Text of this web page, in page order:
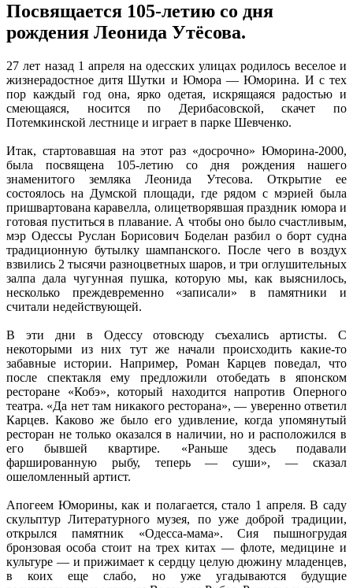
Посвящается 105-летию со дня
рождения Леонида Утёсова.
27 лет назад 1 апреля на одесских улицах родилось веселое и
жизнерадостное дитя Шутки и Юмора — Юморина. И с тех
пор каждый год она, ярко одетая, искрящаяся радостью и
смеющаяся, носится по Дерибасовской, скачет по
Потемкинской лестнице и играет в парке Шевченко.
Итак, стартовавшая на этот раз «досрочно» Юморина-2000,
была посвящена 105-летию со дня рождения нашего
знаменитого земляка Леонида Утесова. Открытие ее
состоялось на Думской площади, где рядом с мэрией была
пришвартована каравелла, олицетворявшая праздник юмора и
готовая пуститься в плавание. А чтобы оно было счастливым,
мэр Одессы Руслан Борисович Боделан разбил о борт судна
традиционную бутылку шампанского. После чего в воздух
взвились 2 тысячи разноцветных шаров, и три оглушительных
залпа дала чугунная пушка, которую мы, как выяснилось,
несколько преждевременно «записали» в памятники и
считали недействующей.
В эти дни в Одессу отовсюду съехались артисты. С
некоторыми из них тут же начали происходить какие-то
забавные истории. Например, Роман Карцев поведал, что
после спектакля ему предложили отобедать в японском
ресторане «Кобэ», который находится напротив Оперного
театра. «Да нет там никакого ресторана», — уверенно ответил
Карцев. Каково же было его удивление, когда упомянутый
ресторан не только оказался в наличии, но и расположился в
его бывшей квартире. «Раньше здесь подавали
фаршированную рыбу, теперь — суши», — сказал
ошеломленный артист.
Апогеем Юморины, как и полагается, стало 1 апреля. В саду
скульптур Литературного музея, по уже доброй традиции,
открылся памятник «Одесса-мама». Сия пышногрудая
бронзовая особа стоит на трех китах — флоте, медицине и
культуре — и прижимает к сердцу целую дюжину младенцев,
в коих еще слабо, но уже угадываются будущие